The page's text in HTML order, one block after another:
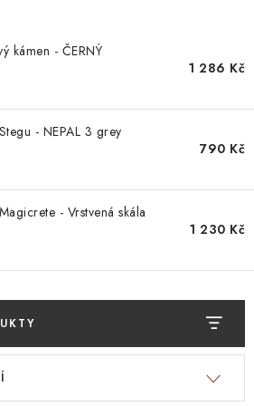
INSPIRACE
kámen - ČERNÝ
1 286 Kč
- NEPAL 3 grey
790 Kč
- Vrstvená skála
1 230 Kč